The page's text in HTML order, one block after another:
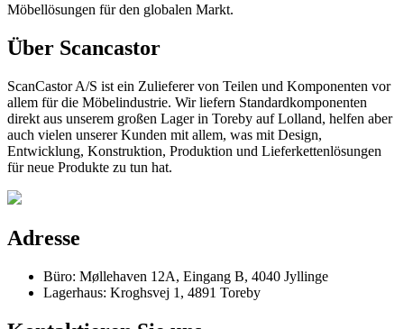
Möbellösungen für den globalen Markt.
Über Scancastor
ScanCastor A/S ist ein Zulieferer von Teilen und Komponenten vor
allem für die Möbelindustrie. Wir liefern Standardkomponenten
direkt aus unserem großen Lager in Toreby auf Lolland, helfen aber
auch vielen unserer Kunden mit allem, was mit Design,
Entwicklung, Konstruktion, Produktion und Lieferkettenlösungen
für neue Produkte zu tun hat.
Adresse
Büro: Møllehaven 12A, Eingang B, 4040 Jyllinge
Lagerhaus: Kroghsvej 1, 4891 Toreby